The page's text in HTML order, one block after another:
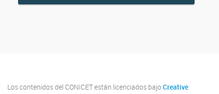
Los contenidos del CONICET están licenciados bajo Creative